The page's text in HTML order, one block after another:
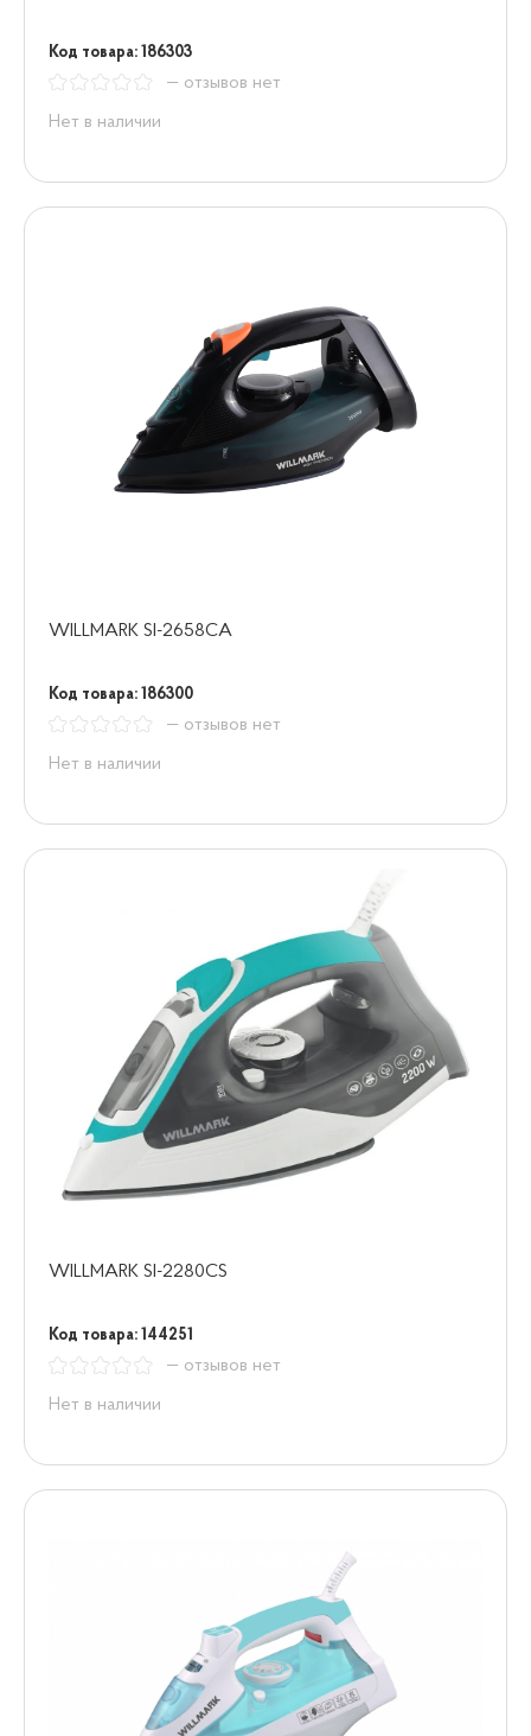
Код товара: 186303
— отзывов нет
Нет в наличии
WILLMARK SI-2658CA
Код товара: 186300
— отзывов нет
Нет в наличии
WILLMARK SI-2280CS
Код товара: 144251
— отзывов нет
Нет в наличии